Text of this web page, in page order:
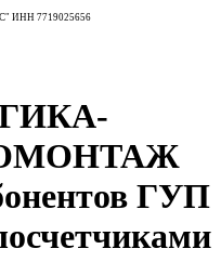
ИНН 7719025656
ГУП